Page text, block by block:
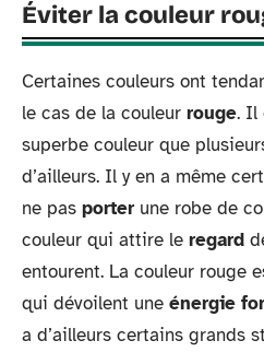
Éviter la couleur
Certaines couleurs ont
le cas de la couleur rouge. Il
superbe couleur que
d’ailleurs. Il y en a même
ne pas porter une robe de
couleur qui attire le regard
entourent. La couleur rouge
qui dévoilent une énergie
a d’ailleurs certains grands